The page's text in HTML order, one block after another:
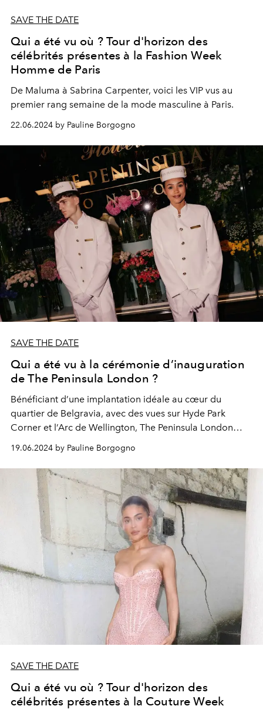
SAVE THE DATE
Qui a été vu où ? Tour d'horizon des
célébrités présentes à la Fashion Week
Homme de Paris
De Maluma à Sabrina Carpenter, voici les VIP vus au
premier rang semaine de la mode masculine à Paris.
22.06.2024 by Pauline Borgogno
SAVE THE DATE
Qui a été vu à la cérémonie d’inauguration
de The Peninsula London ?
Bénéficiant d’une implantation idéale au cœur du
quartier de Belgravia, avec des vues sur Hyde Park
Corner et l’Arc de Wellington, The Peninsula London
occupe l’une des adresses les plus courues de la
capitale britannique.
19.06.2024 by Pauline Borgogno
SAVE THE DATE
Qui a été vu où ? Tour d'horizon des
célébrités présentes à la Couture Week